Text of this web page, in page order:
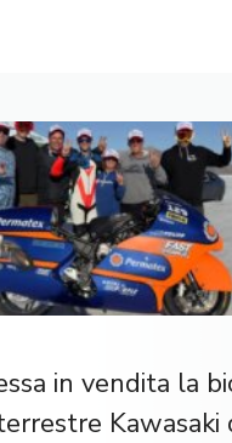
in vendita la
Kawasaki